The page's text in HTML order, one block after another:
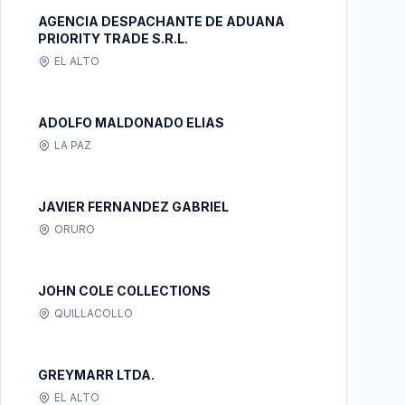
AGENCIA DESPACHANTE DE ADUANA
PRIORITY TRADE S.R.L.
EL ALTO
ADOLFO MALDONADO ELIAS
LA PAZ
JAVIER FERNANDEZ GABRIEL
ORURO
JOHN COLE COLLECTIONS
QUILLACOLLO
GREYMARR LTDA.
EL ALTO